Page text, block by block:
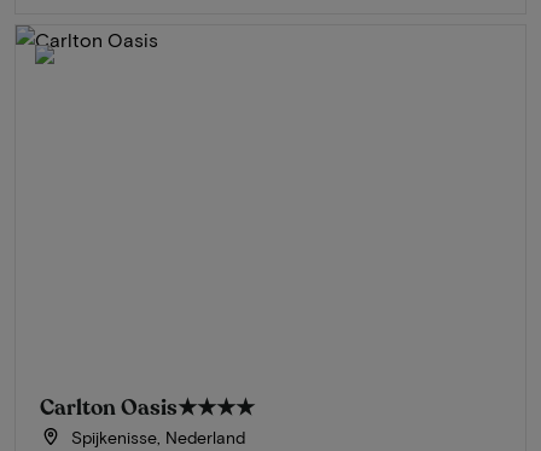
Carlton Oasis★★★★
Spijkenisse, Nederland